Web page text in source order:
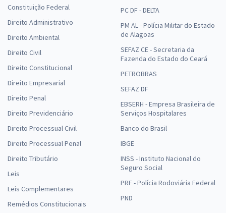
Constituição Federal
Direito Administrativo
Direito Ambiental
Direito Civil
Direito Constitucional
Direito Empresarial
Direito Penal
Direito Previdenciário
Direito Processual Civil
Direito Processual Penal
Direito Tributário
Leis
Leis Complementares
Remédios Constitucionais
PC DF - DELTA
PM AL - Polícia Militar do Estado
de Alagoas
SEFAZ CE - Secretaria da
Fazenda do Estado do Ceará
PETROBRAS
SEFAZ DF
EBSERH - Empresa Brasileira de
Serviços Hospitalares
Banco do Brasil
IBGE
INSS - Instituto Nacional do
Seguro Social
PRF - Polícia Rodoviária Federal
PND